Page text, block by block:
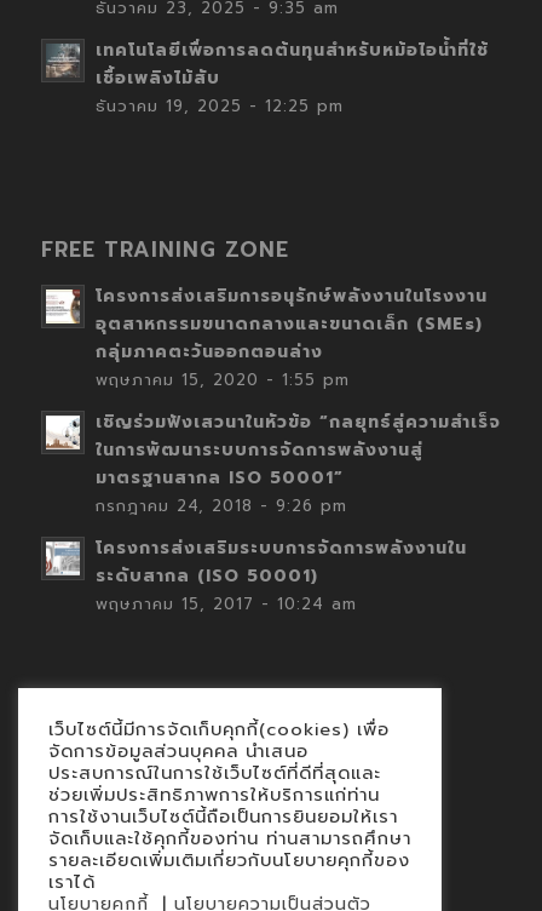
ธันวาคม 23, 2025 - 9:35 am
เทคโนโลยีเพื่อการลดต้นทุนสำหรับหม้อไอน้ำที่ใช้
เชื้อเพลิงไม้สับ
ธันวาคม 19, 2025 - 12:25 pm
FREE TRAINING ZONE
โครงการส่งเสริมการอนุรักษ์พลังงานในโรงงาน
อุตสาหกรรมขนาดกลางและขนาดเล็ก (SMEs)
กลุ่มภาคตะวันออกตอนล่าง
พฤษภาคม 15, 2020 - 1:55 pm
เชิญร่วมฟังเสวนาในหัวข้อ “กลยุทธ์สู่ความสำเร็จ
ในการพัฒนาระบบการจัดการพลังงานสู่
มาตรฐานสากล ISO 50001”
กรกฎาคม 24, 2018 - 9:26 pm
โครงการส่งเสริมระบบการจัดการพลังงานใน
ระดับสากล (ISO 50001)
พฤษภาคม 15, 2017 - 10:24 am
Contact
นโยบายคุกกี้
นโยบายข้อมูลส่วนบุคคล
เว็บไซต์นี้มีการจัดเก็บคุกกี้(cookies) เพื่อ
จัดการข้อมูลส่วนบุคคล นำเสนอ
ประสบการณ์ในการใช้เว็บไซต์ที่ดีที่สุดและ
ช่วยเพิ่มประสิทธิภาพการให้บริการแก่ท่าน
การใช้งานเว็บไซต์นี้ถือเป็นการยินยอมให้เรา
จัดเก็บและใช้คุกกี้ของท่าน ท่านสามารถศึกษา
รายละเอียดเพิ่มเติมเกี่ยวกับนโยบายคุกกี้ของ
เราได้
นโยบายคุกกี้ | นโยบายความเป็นส่วนตัว